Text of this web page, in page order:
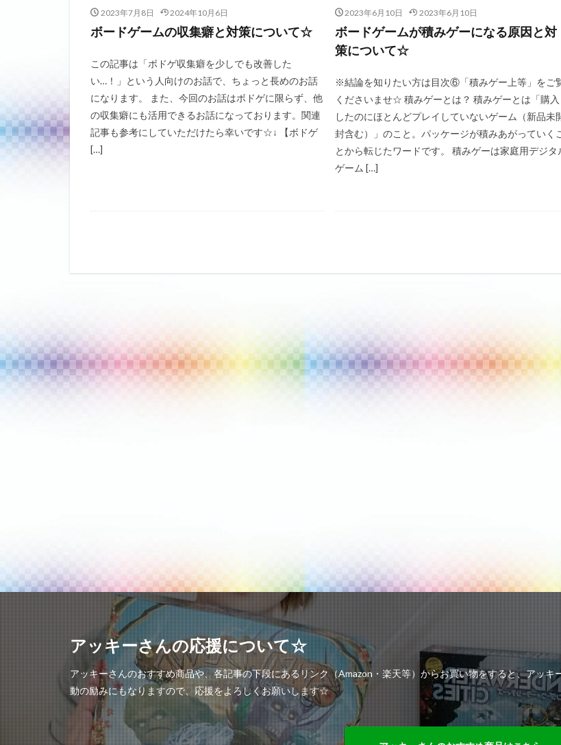
2023年7月8日 2024年10月6日
ボードゲームの収集癖と対策について☆
この記事は「ボドゲ収集癖を少しでも改善した
い…！」という人向けのお話で、ちょっと長めのお話
になります。 また、今回のお話はボドゲに限らず、他
の収集癖にも活用できるお話になっております。関連
記事も参考にしていただけたら幸いです☆↓ 【ボドゲ
[…]
2023年6月10日 2023年6月10日
ボードゲームが積みゲーになる原因と対
策について☆
※結論を知りたい方は目次⑥「積みゲー上等」をご
くださいませ☆ 積みゲーとは？ 積みゲーとは「購入
したのにほとんどプレイしていないゲーム（新品未
封含む）」のこと。パッケージが積みあがっていく
とから転じたワードです。 積みゲーは家庭用デジタ
ゲーム […]
アッキーさんの応援について☆
アッキーさんのおすすめ商品や、各記事の下段にあるリンク（Amazon・楽天等）からお買い物をすると、アッ
動の励みにもなりますので、応援をよろしくお願いします☆